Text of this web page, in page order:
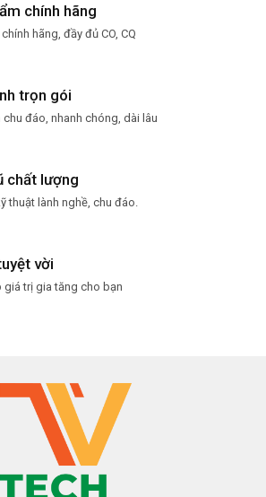
chính hãng
hãng, đầy đủ CO, CQ
trọn gói
chu đáo, nhanh chóng, dài lâu
chất lượng
thuật lành nghề, chu đáo.
vời
giá trị gia tăng cho bạn